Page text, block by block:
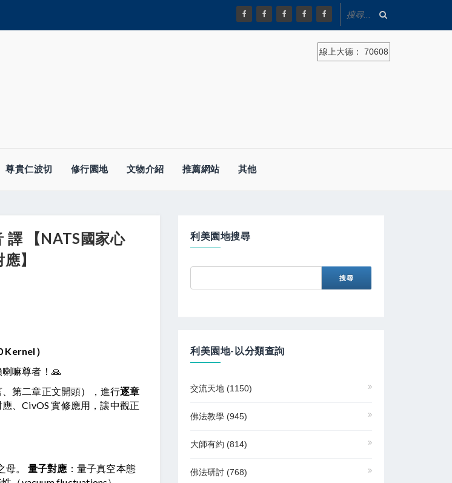
線上大德： 70608
尊貴仁波切 修行園地 文物介紹 推薦網站 其他
譯 【NATS國家心
】
）
嘛尊者！🙏
第二章正文開頭），進行逐章
、CivOS 實修應用，讓中觀正
母。 量子對應 ：量子真空本態
利美園地搜尋
利美園地-以分類查詢
交流天地 (1150)
佛法教學 (945)
大師有約 (814)
佛法研討 (768)